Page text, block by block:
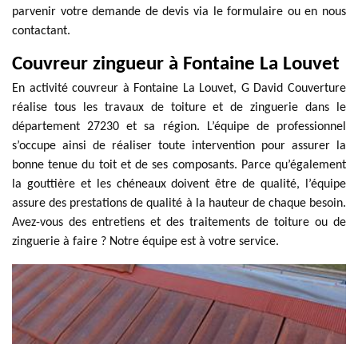
parvenir votre demande de devis via le formulaire ou en nous
contactant.
Couvreur zingueur à Fontaine La Louvet
En activité couvreur à Fontaine La Louvet, G David Couverture
réalise tous les travaux de toiture et de zinguerie dans le
département 27230 et sa région. L’équipe de professionnel
s’occupe ainsi de réaliser toute intervention pour assurer la
bonne tenue du toit et de ses composants. Parce qu’également
la gouttière et les chéneaux doivent être de qualité, l’équipe
assure des prestations de qualité à la hauteur de chaque besoin.
Avez-vous des entretiens et des traitements de toiture ou de
zinguerie à faire ? Notre équipe est à votre service.